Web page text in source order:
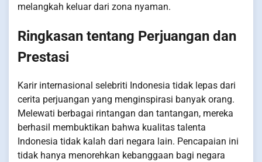
melangkah keluar dari zona nyaman.
Ringkasan tentang Perjuangan dan
Prestasi
Karir internasional selebriti Indonesia tidak lepas dari
cerita perjuangan yang menginspirasi banyak orang.
Melewati berbagai rintangan dan tantangan, mereka
berhasil membuktikan bahwa kualitas talenta
Indonesia tidak kalah dari negara lain. Pencapaian ini
tidak hanya menorehkan kebanggaan bagi negara